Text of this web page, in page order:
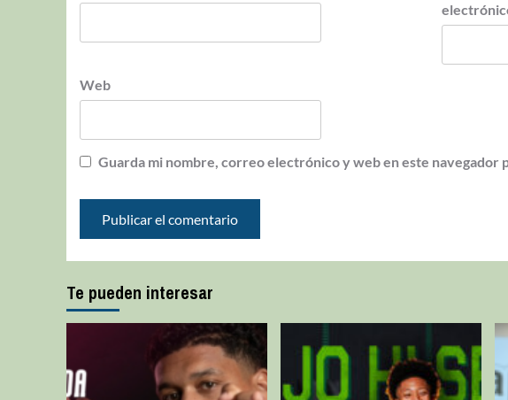
Web
Guarda mi nombre, correo electrónico y web en este navegador
Te pueden interesar